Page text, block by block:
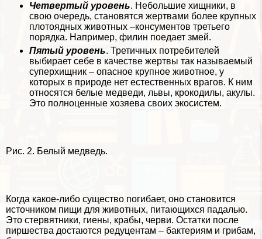
Четвертый уровень. Небольшие хищники, в
свою очередь, становятся жертвами более крупных
плотоядных животных –консументов третьего
порядка. Например, филин поедает змей.
Пятый уровень. Третичных потребителей
выбирает себе в качестве жертвы так называемый
суперхищник – опасное крупное животное, у
которых в природе нет естественных врагов. К ним
относятся белые медведи, львы, крокодилы, акулы.
Это полноценные хозяева своих экосистем.
Рис. 2. Белый медведь.
Когда какое-либо существо погибает, оно становится
источником пищи для животных, питающихся падалью.
Это стepвятники, гиены, кpaбы, черви. Остатки после
пиршества достаются редуцентам – бактериям и грибам,